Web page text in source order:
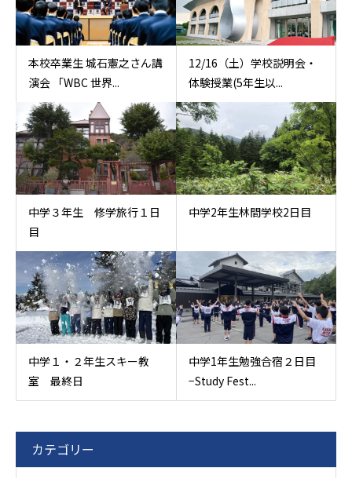
本校卒業生 城石憲之さん講
演会 「WBC 世界...
12/16（土）学校説明会・
体験授業(5年生以...
中学３年生 修学旅行１日
目
中学2年生林間学校2日目
中学１・２年生スキー教
室 最終日
中学1年生勉強合宿２日目
−Study Fest...
カテゴリー